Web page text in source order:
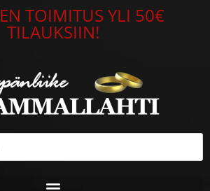
TOIMITUS YLI 50€
TILAUKSIIN!